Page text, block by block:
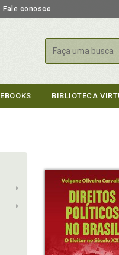
Fale conosco
Buscar
EBOOKS BIBLIOTECA